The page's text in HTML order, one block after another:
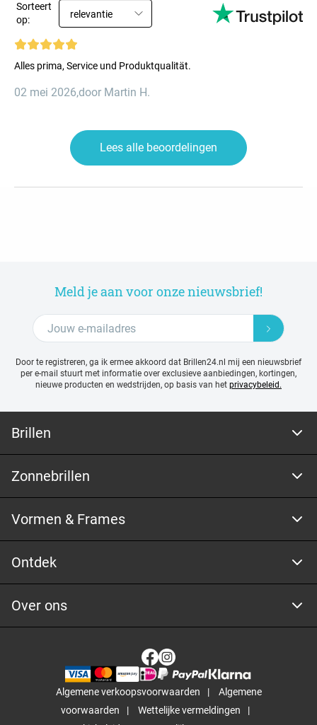
Sorteert
op:
relevantie
Alles prima, Service und Produktqualität.
02 mei 2026,door Martin H.
Lees alle beoordelingen
Meld je aan voor onze nieuwsbrief!
Door te registreren, ga ik ermee akkoord dat Brillen24.nl mij een nieuwsbrief
per e-mail stuurt met informatie over exclusieve aanbiedingen, kortingen,
nieuwe producten en wedstrijden, op basis van het privacybeleid.
Brillen
Zonnebrillen
Vormen & Frames
Ontdek
Over ons
Algemene verkoopsvoorwaarden
Algemene
voorwaarden
Wettelijke vermeldingen